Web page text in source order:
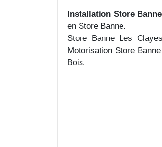
Installation Store
en Store Banne.
Store Banne Les
Motorisation Store
Bois.